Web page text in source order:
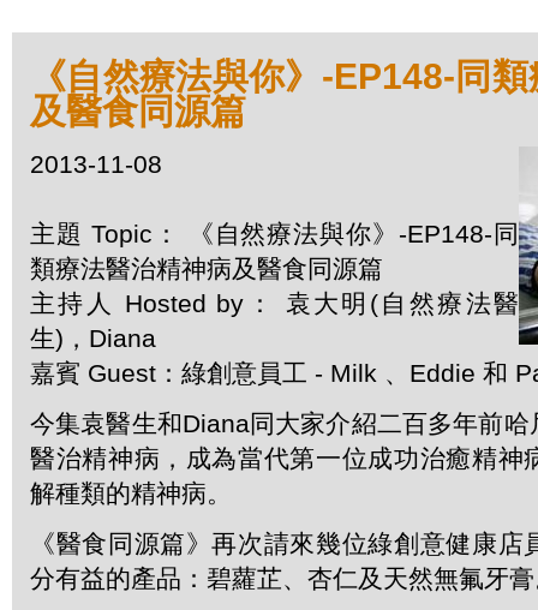
《自然療法與你》-EP148-同
及醫食同源篇
2013-11-08
主題 Topic： 《自然療法與你》-EP148-同
類療法醫治精神病及醫食同源篇
主持人 Hosted by： 袁大明(自然療法醫
生)，Diana
嘉賓 Guest：綠創意員工 - Milk 、Eddie 和
今集袁醫生和Diana同大家介紹二百多年前
醫治精神病，成為當代第一位成功治癒精神
解種類的精神病。
《醫食同源篇》再次請來幾位綠創意健康
分有益的產品：碧蘿芷、杏仁及天然無氟牙